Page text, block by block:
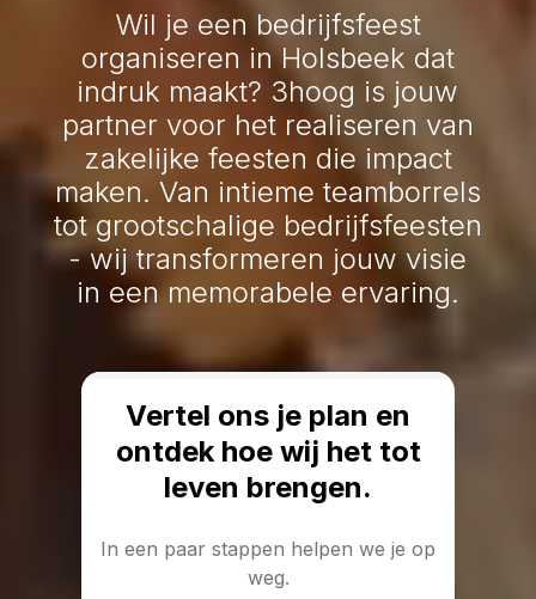
Wil je een bedrijfsfeest
organiseren in Holsbeek dat
indruk maakt? 3hoog is jouw
partner voor het realiseren van
zakelijke feesten die impact
maken. Van intieme teamborrels
tot grootschalige bedrijfsfeesten
- wij transformeren jouw visie
in een memorabele ervaring.